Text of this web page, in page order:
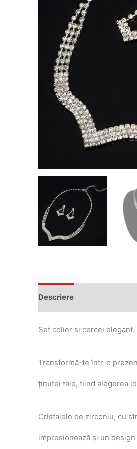
Descriere
Set colier si cercei elegant.
Transformă-te într-o
ținutei tale, fiind alegerea
Cristalele de zirconiu, cu
impresionează și un